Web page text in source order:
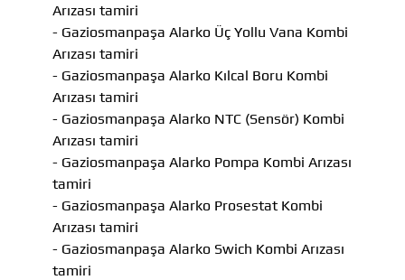
Arızası tamiri
- Gaziosmanpaşa Alarko Üç Yollu Vana Kombi
Arızası tamiri
- Gaziosmanpaşa Alarko Kılcal Boru Kombi
Arızası tamiri
- Gaziosmanpaşa Alarko NTC (Sensör) Kombi
Arızası tamiri
- Gaziosmanpaşa Alarko Pompa Kombi Arızası
tamiri
- Gaziosmanpaşa Alarko Prosestat Kombi
Arızası tamiri
- Gaziosmanpaşa Alarko Swich Kombi Arızası
tamiri